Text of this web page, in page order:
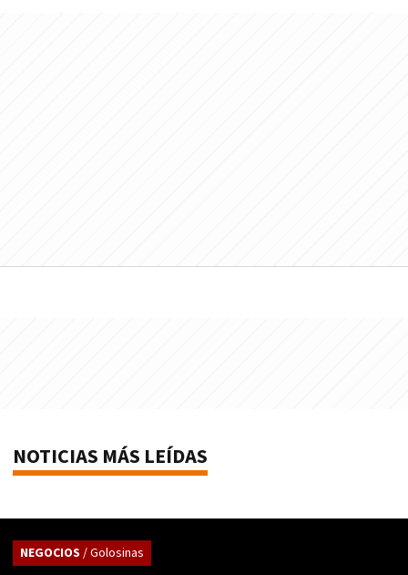
NOTICIAS MÁS LEÍDAS
NEGOCIOS / Golosinas